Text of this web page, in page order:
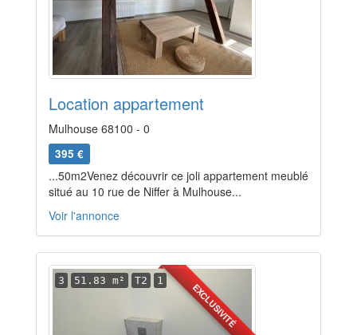
Location appartement
Mulhouse 68100 - 0
395 €
...50m2Venez découvrir ce joli appartement meublé
situé au 10 rue de Niffer à Mulhouse...
Voir l'annonce
EXCLUSIVITÉ
3 51.83 m² T2 1